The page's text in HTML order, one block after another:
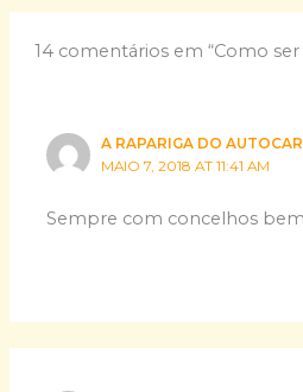
14 comentários em “Como
A RAPARIGA DO
MAIO 7, 2018 AT 11:41 AM
Sempre com concelhos